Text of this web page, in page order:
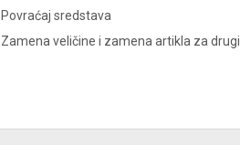
Povraćaj sredstava
Zamena veličine i zamena artikla za drugi